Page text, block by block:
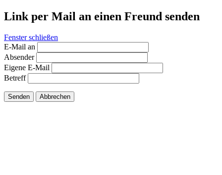
Link per Mail an einen Freund senden
Fenster schließen
E-Mail an
Absender
Eigene E-Mail
Betreff
Senden Abbrechen